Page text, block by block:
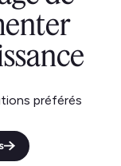
préférés